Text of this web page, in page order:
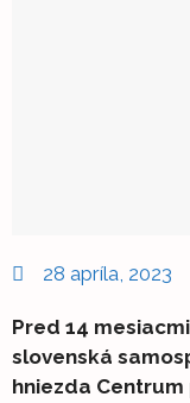
28 apríla, 2023
Pred 14
slovenská
hniezda